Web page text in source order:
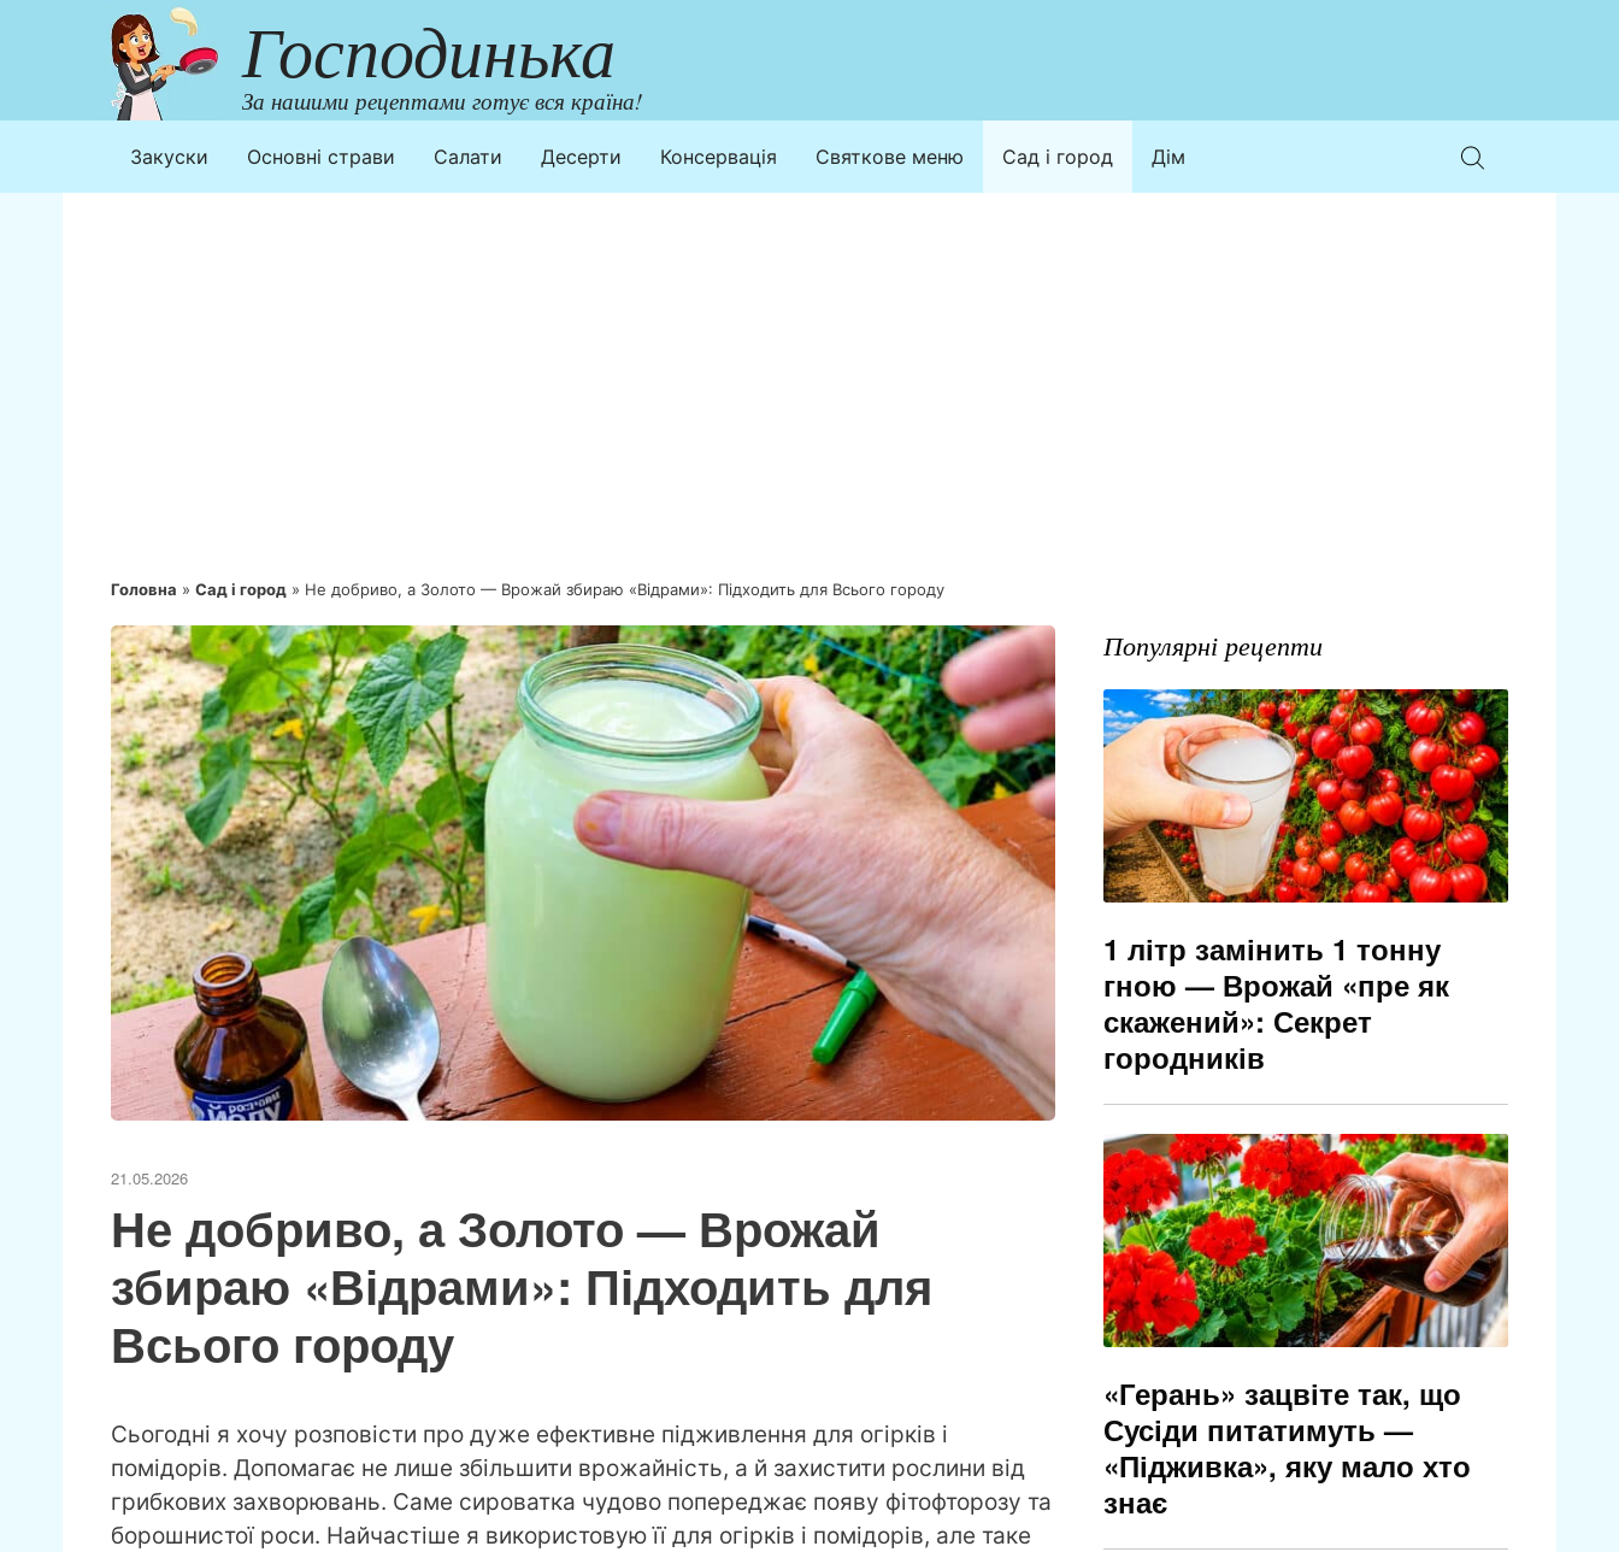
Господинька
За нашими рецептами готує вся країна!
Закуски Основні страви Салати Десерти Консервація Святкове меню Сад і город Дім
Головна » Сад і город » Не добриво, а Золото — Врожай збираю «Відрами»: Підходить для Всього городу
21.05.2026
Не добриво, а Золото — Врожай
збираю «Відрами»: Підходить для
Всього городу
Сьогодні я хочу розповісти про дуже ефективне підживлення для огірків і
помідорів. Допомагає не лише збільшити врожайність, а й захистити рослини від
грибкових захворювань. Саме сироватка чудово попереджає появу фітофторозу та
борошнистої роси. Найчастіше я використовую її для огірків і помідорів, але таке
Популярні рецепти
1 літр замінить 1 тонну
гною — Врожай «пре як
скажений»: Секрет
городників
«Герань» зацвіте так, що
Сусіди питатимуть —
«Підживка», яку мало хто
знає